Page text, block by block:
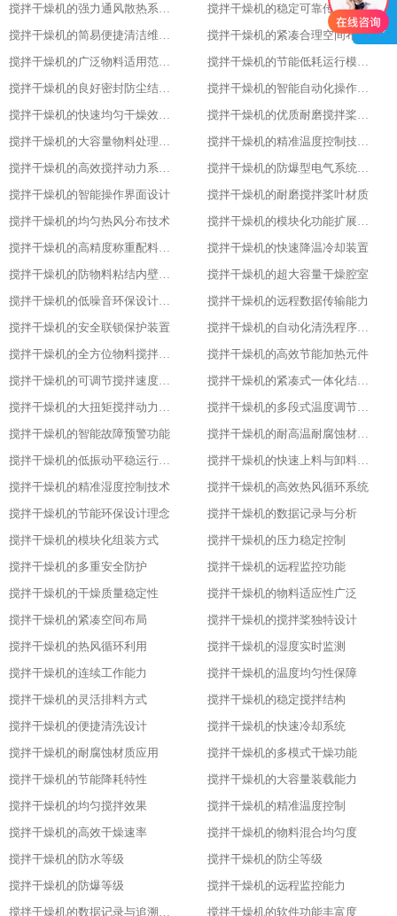
搅拌干燥机的强力通风散热系统功能
搅拌干燥机的稳定可靠传动系统性能
搅拌干燥机的简易便捷清洁维护方式
搅拌干燥机的紧凑合理空间布局设计
搅拌干燥机的广泛物料适用范围表现
搅拌干燥机的节能低耗运行模式特点
搅拌干燥机的良好密封防尘结构设计
搅拌干燥机的智能自动化操作流程设计
搅拌干燥机的快速均匀干燥效果呈现
搅拌干燥机的优质耐磨搅拌桨叶材质
搅拌干燥机的大容量物料处理能力优势
搅拌干燥机的精准温度控制技术亮点
搅拌干燥机的高效搅拌动力系统特性
搅拌干燥机的防爆型电气系统配置
搅拌干燥机的智能操作界面设计
搅拌干燥机的耐磨搅拌桨叶材质
搅拌干燥机的均匀热风分布技术
搅拌干燥机的模块化功能扩展设计
搅拌干燥机的高精度称重配料系统
搅拌干燥机的快速降温冷却装置
搅拌干燥机的防物料粘结内壁处理
搅拌干燥机的超大容量干燥腔室
搅拌干燥机的低噪音环保设计理念
搅拌干燥机的远程数据传输能力
搅拌干燥机的安全联锁保护装置
搅拌干燥机的自动化清洗程序设置
搅拌干燥机的全方位物料搅拌效果
搅拌干燥机的高效节能加热元件
搅拌干燥机的可调节搅拌速度功能
搅拌干燥机的紧凑式一体化结构布局
搅拌干燥机的大扭矩搅拌动力输出
搅拌干燥机的多段式温度调节模式
搅拌干燥机的智能故障预警功能
搅拌干燥机的耐高温耐腐蚀材质选用
搅拌干燥机的低振动平稳运行特性
搅拌干燥机的快速上料与卸料设计
搅拌干燥机的精准湿度控制技术
搅拌干燥机的高效热风循环系统
搅拌干燥机的节能环保设计理念
搅拌干燥机的数据记录与分析
搅拌干燥机的模块化组装方式
搅拌干燥机的压力稳定控制
搅拌干燥机的多重安全防护
搅拌干燥机的远程监控功能
搅拌干燥机的干燥质量稳定性
搅拌干燥机的物料适应性广泛
搅拌干燥机的紧凑空间布局
搅拌干燥机的搅拌桨独特设计
搅拌干燥机的热风循环利用
搅拌干燥机的湿度实时监测
搅拌干燥机的连续工作能力
搅拌干燥机的温度均匀性保障
搅拌干燥机的灵活排料方式
搅拌干燥机的稳定搅拌结构
搅拌干燥机的便捷清洗设计
搅拌干燥机的快速冷却系统
搅拌干燥机的耐腐蚀材质应用
搅拌干燥机的多模式干燥功能
搅拌干燥机的节能降耗特性
搅拌干燥机的大容量装载能力
搅拌干燥机的均匀搅拌效果
搅拌干燥机的精准温度控制
搅拌干燥机的高效干燥速率
搅拌干燥机的物料混合均匀度
搅拌干燥机的防水等级
搅拌干燥机的防尘等级
搅拌干燥机的防爆等级
搅拌干燥机的远程监控能力
搅拌干燥机的数据记录与追溯功能
搅拌干燥机的软件功能丰富度